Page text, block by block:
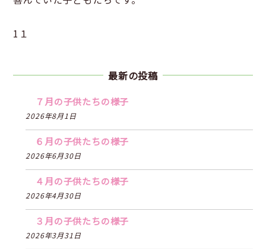
1１
最新の投稿
７月の子供たちの様子
2026年8月1日
６月の子供たちの様子
2026年6月30日
４月の子供たちの様子
2026年4月30日
３月の子供たちの様子
2026年3月31日